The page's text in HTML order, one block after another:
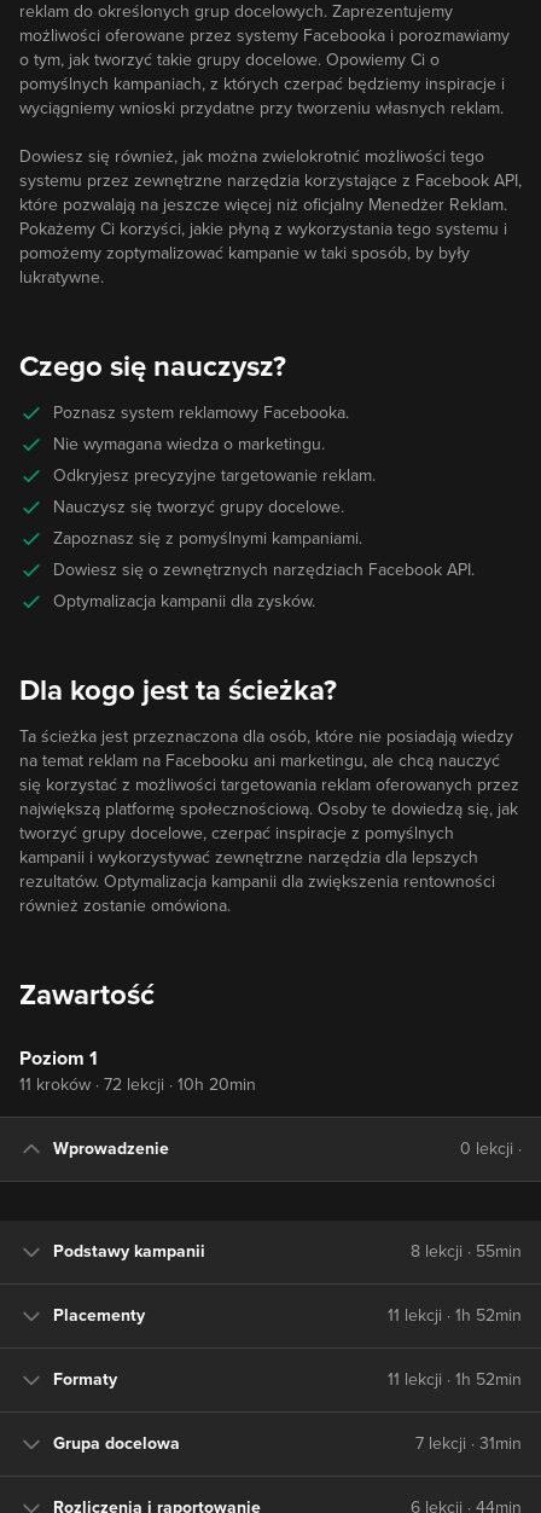
reklam do określonych grup docelowych. Zaprezentujemy
możliwości oferowane przez systemy Facebooka i porozmawiamy
o tym, jak tworzyć takie grupy docelowe. Opowiemy Ci o
pomyślnych kampaniach, z których czerpać będziemy inspiracje i
wyciągniemy wnioski przydatne przy tworzeniu własnych reklam.
Dowiesz się również, jak można zwielokrotnić możliwości tego
systemu przez zewnętrzne narzędzia korzystające z Facebook API,
które pozwalają na jeszcze więcej niż oficjalny Menedżer Reklam.
Pokażemy Ci korzyści, jakie płyną z wykorzystania tego systemu i
pomożemy zoptymalizować kampanie w taki sposób, by były
lukratywne.
Czego się nauczysz?
Poznasz system reklamowy Facebooka.
Nie wymagana wiedza o marketingu.
Odkryjesz precyzyjne targetowanie reklam.
Nauczysz się tworzyć grupy docelowe.
Zapoznasz się z pomyślnymi kampaniami.
Dowiesz się o zewnętrznych narzędziach Facebook API.
Optymalizacja kampanii dla zysków.
Dla kogo jest ta ścieżka?
Ta ścieżka jest przeznaczona dla osób, które nie posiadają wiedzy
na temat reklam na Facebooku ani marketingu, ale chcą nauczyć
się korzystać z możliwości targetowania reklam oferowanych przez
największą platformę społecznościową. Osoby te dowiedzą się, jak
tworzyć grupy docelowe, czerpać inspiracje z pomyślnych
kampanii i wykorzystywać zewnętrzne narzędzia dla lepszych
rezultatów. Optymalizacja kampanii dla zwiększenia rentowności
również zostanie omówiona.
Zawartość
Poziom 1
11 kroków · 72 lekcji · 10h 20min
Wprowadzenie 0 lekcji ·
Podstawy kampanii 8 lekcji · 55min
Placementy 11 lekcji · 1h 52min
Formaty 11 lekcji · 1h 52min
Grupa docelowa 7 lekcji · 31min
Rozliczenia i raportowanie 6 lekcji · 44min